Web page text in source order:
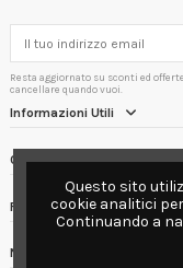
Resta aggiornato su sconti ed
cancellare quando vuoi.
Informazioni Utili
Contact us
Follow us
Newsletter
Questo sito
cookie analitici
Continuando a